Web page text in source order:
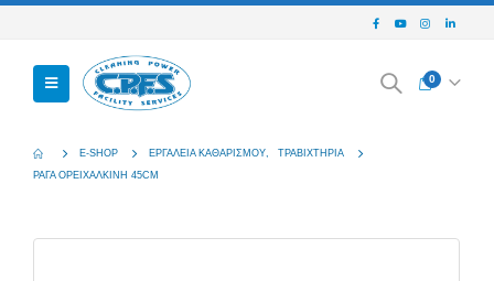
0
E-SHOP ΕΡΓΑΛΕΊΑ ΚΑΘΑΡΙΣΜΟΎ
ΤΡΑΒΙΧΤΉΡΙΑ
ΡΆΓΑ ΟΡΕΙΧΆΛΚΙΝΗ 45CM